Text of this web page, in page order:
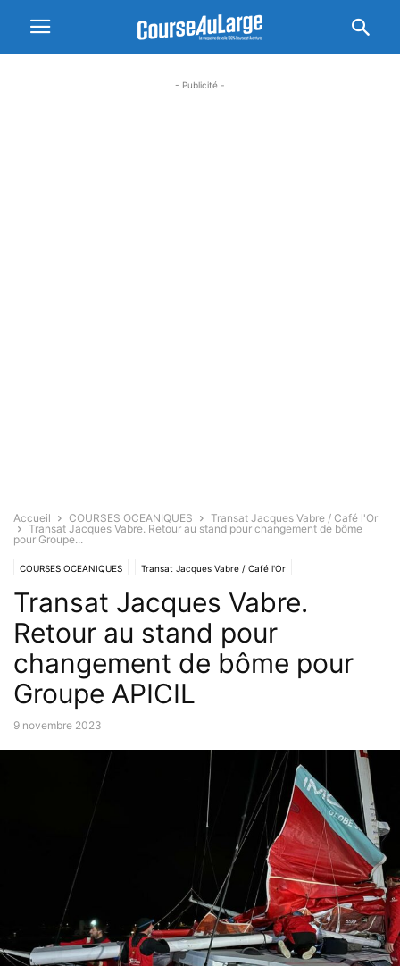
- Publicité -
Accueil COURSES OCEANIQUES
Transat Jacques Vabre / Café l'Or
Transat Jacques Vabre. Retour au stand pour changement de bôme
pour Groupe...
COURSES OCEANIQUES Transat Jacques Vabre / Café l'Or
Transat Jacques Vabre.
Retour au stand pour
changement de bôme pour
Groupe APICIL
9 novembre 2023